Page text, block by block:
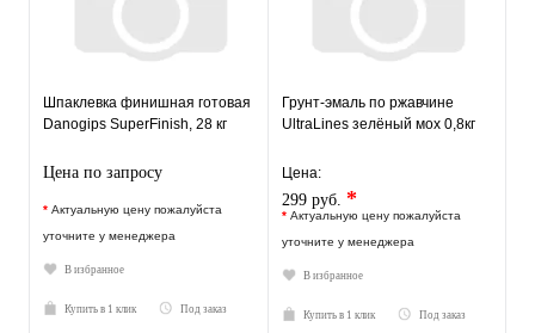
Шпаклевка финишная готовая
Danogips SuperFinish, 28 кг
Цена по запросу
* Актуальную цену пожалуйста
уточните у менеджера
В избранное
Купить в 1 клик Под заказ
Грунт-эмаль по ржавчине
UltraLines зелёный мох 0,8кг
Цена:
299 руб. *
* Актуальную цену пожалуйста
уточните у менеджера
В избранное
Купить в 1 клик Под заказ